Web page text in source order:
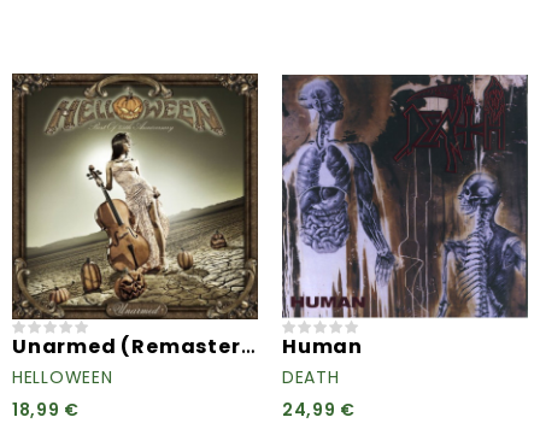
Unarmed (Remastered 2020)...
HELLOWEEN
18,99 €
Human
DEATH
24,99 €